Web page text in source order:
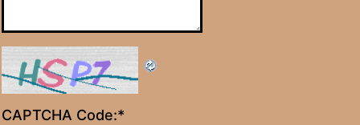
CAPTCHA Code:*